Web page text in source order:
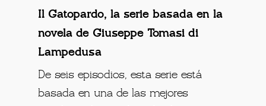
Il Gatopardo, la serie basada en la
novela de Giuseppe Tomasi di
Lampedusa
De seis episodios, esta serie está
basada en una de las mejores